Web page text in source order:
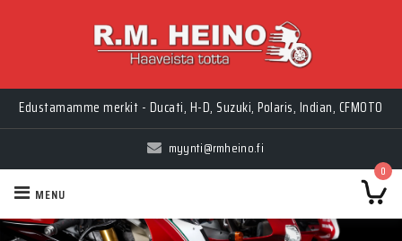
Edustamamme merkit - Ducati, H-D, Suzuki, Polaris, Indian, CFMOTO
myynti@rmheino.fi
0
MENU